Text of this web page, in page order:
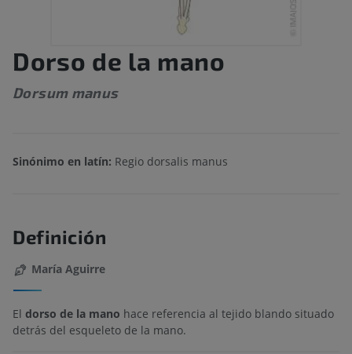
Dorso de la mano
Dorsum manus
Sinónimo en latín: Regio dorsalis manus
Definición
María Aguirre
El dorso de la mano hace referencia al tejido blando situado
detrás del esqueleto de la mano.